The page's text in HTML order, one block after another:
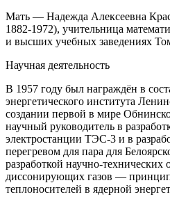
Мать — Надежда Алексеевна
1882-1972), учительница
и высших учебных заведениях
Научная деятельность
В 1957 году был награждён в
энергетического института
создании первой в мире
научный руководитель в
электростанции ТЭС-3 и в
перегревом для пара для
разработкой научно-технических
диссонирующих газов —
теплоносителей в ядерной